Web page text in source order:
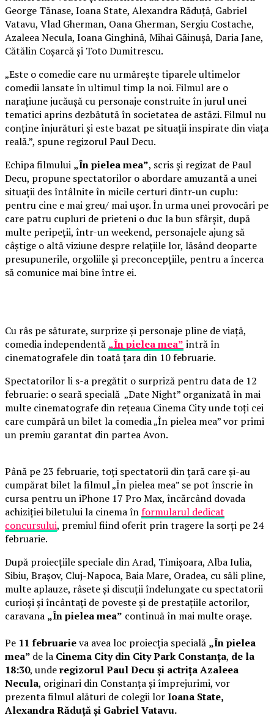
George Tănase, Ioana State, Alexandra Răduță, Gabriel
Vatavu, Vlad Gherman, Oana Gherman, Sergiu Costache,
Azaleea Necula, Ioana Ginghină, Mihai Găinușă, Daria Jane,
Cătălin Coșarcă și Toto Dumitrescu.
„Este o comedie care nu urmărește tiparele ultimelor
comedii lansate în ultimul timp la noi. Filmul are o
narațiune jucăușă cu personaje construite în jurul unei
tematici aprins dezbătută în societatea de astăzi. Filmul nu
conține înjurături și este bazat pe situații inspirate din viața
reală.”, spune regizorul Paul Decu.
Echipa filmului „În pielea mea”, scris și regizat de Paul
Decu, propune spectatorilor o abordare amuzantă a unei
situații des întâlnite în micile certuri dintr-un cuplu:
pentru cine e mai greu/ mai ușor. În urma unei provocări pe
care patru cupluri de prieteni o duc la bun sfârșit, după
multe peripeții, într-un weekend, personajele ajung să
câștige o altă viziune despre relațiile lor, lăsând deoparte
presupunerile, orgoliile și preconcepțiile, pentru a încerca
să comunice mai bine între ei.
Cu râs pe săturate, surprize și personaje pline de viață,
comedia independentă „În pielea mea” intră în
cinematografele din toată țara din 10 februarie.
Spectatorilor li s-a pregătit o surpriză pentru data de 12
februarie: o seară specială „Date Night” organizată în mai
multe cinematografe din rețeaua Cinema City unde toți cei
care cumpără un bilet la comedia „În pielea mea” vor primi
un premiu garantat din partea Avon.
Până pe 23 februarie, toți spectatorii din țară care și-au
cumpărat bilet la filmul „În pielea mea” se pot înscrie în
cursa pentru un iPhone 17 Pro Max, încărcând dovada
achiziției biletului la cinema înformularul dedicat
concursului, premiul fiind oferit prin tragere la sorți pe 24
februarie.
După proiecțiile speciale din Arad, Timișoara, Alba Iulia,
Sibiu, Brașov, Cluj-Napoca, Baia Mare, Oradea, cu săli pline,
multe aplauze, râsete și discuții îndelungate cu spectatorii
curioși și încântați de poveste și de prestațiile actorilor,
caravana „În pielea mea” continuă în mai multe orașe.
Pe 11 februarieva avea loc proiecția specială „În pielea
mea” de la Cinema City din City Park Constanța, de la
18:30, underegizorul Paul Decu și actrița Azaleea
Necula, originari din Constanța și împrejurimi, vor
prezenta filmul alături de colegii lorIoana State,
Alexandra Răduță și Gabriel Vatavu.